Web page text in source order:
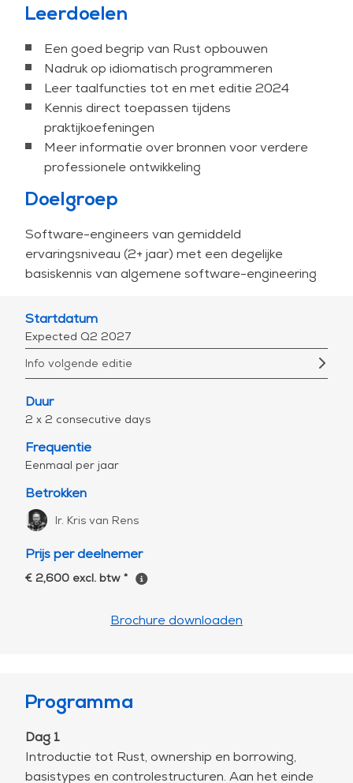
2024 behandelen. Naast interactieve lessen zal
on oefeningen om kennis in de praktijk toe te
passen.
Deze training is zowel beschikbaar voor open
inschrijving als voor in-company sessies. Voor in-
company sessies kan het programma worden
aangepast aan uw situatie en speciale behoeften.
Leerdoelen
Een goed begrip van Rust opbouwen
Nadruk op idiomatisch programmeren
Leer taalfuncties tot en met editie 2024
Kennis direct toepassen tijdens
praktijkoefeningen
Meer informatie over bronnen voor verdere
professionele ontwikkeling
Doelgroep
Software-engineers van gemiddeld
ervaringsniveau (2+ jaar) met een degelijke
basiskennis van algemene software-engineering
Startdatum
Expected Q2 2027
Info volgende editie
Duur
2 x 2 consecutive days
Frequentie
Eenmaal per jaar
Betrokken
Ir. Kris van Rens
Prijs per deelnemer
€ 2,600 excl. btw *
Brochure downloaden
Programma
Dag 1
Introductie tot Rust, ownership en borrowing,
basistypes en controlestructuren. Aan het einde